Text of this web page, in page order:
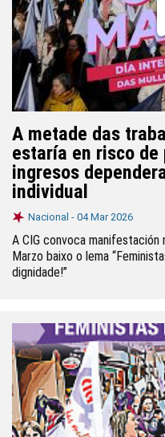
A metade das
estaría en risco de
ingresos
individual
Nacional - 04 Mar 2026
A CIG convoca
Marzo baixo o lema
dignidade!”